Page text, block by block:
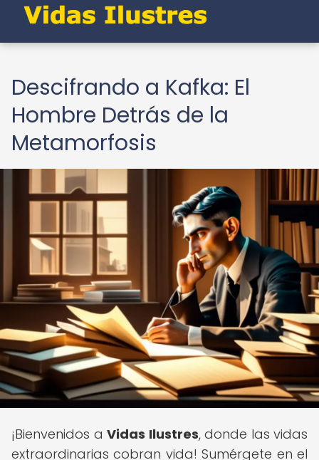
Descifrando a Kafka: El
Hombre Detrás de la
Metamorfosis
¡Bienvenidos a Vidas Ilustres, donde las vidas
extraordinarias cobran vida! Sumérgete en el